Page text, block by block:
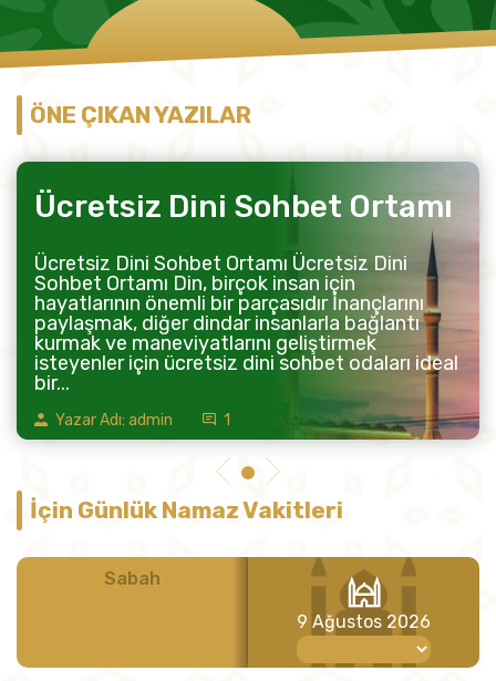
ÖNE ÇIKAN YAZILAR
Ücretsiz Dini Sohbet Ortamı
Ücretsiz Dini Sohbet Ortamı Ücretsiz Dini
Sohbet Ortamı Din, birçok insan için
hayatlarının önemli bir parçasıdır İnançlarını
paylaşmak, diğer dindar insanlarla bağlantı
kurmak ve maneviyatlarını geliştirmek
isteyenler için ücretsiz dini sohbet odaları ideal
bir...
Yazar Adı: admin 1
İçin Günlük Namaz Vakitleri
Sabah Öğle
9 Ağustos 2026